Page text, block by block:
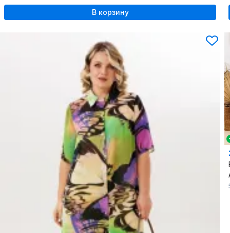
В корзину